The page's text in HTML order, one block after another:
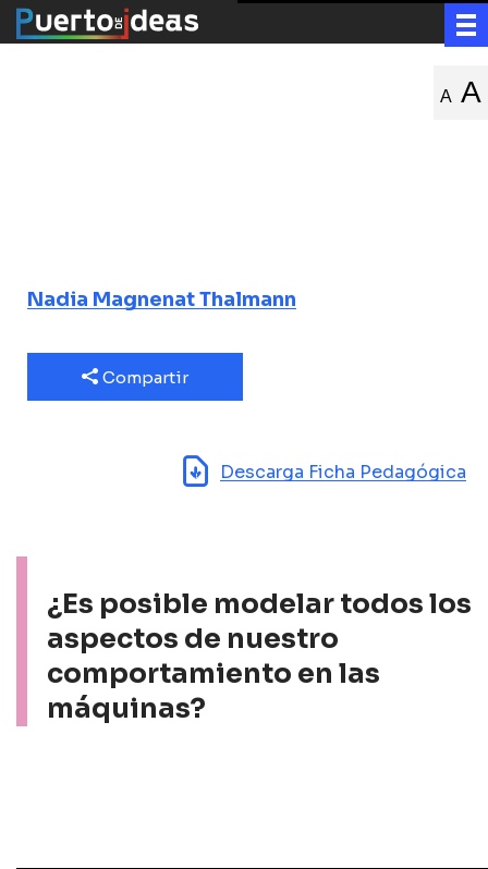
A A
Nadia Magnenat Thalmann
Compartir
Descarga Ficha Pedagógica
¿Es posible modelar todos los
aspectos de nuestro
comportamiento en las
máquinas?